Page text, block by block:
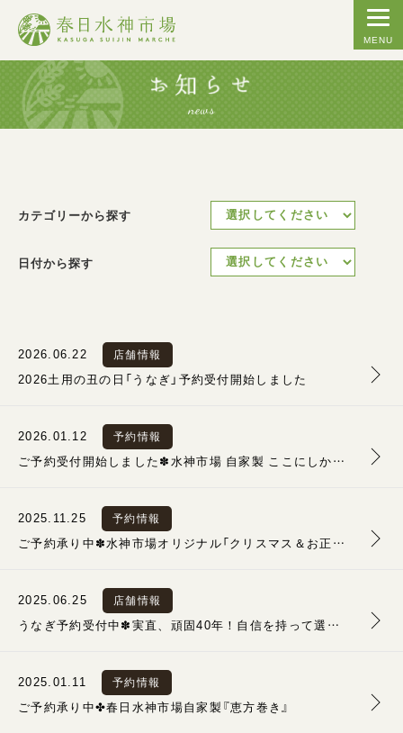
MENU
news
カテゴリーから探す
日付から探す
2026.06.22 店舗情報
2026土用の丑の日「うなぎ」予約受付開始しました
2026.01.12 予約情報
ご予約受付開始しました✽水神市場 自家製 ここにしかない『恵方巻き』
2025.11.25 予約情報
ご予約承り中✽水神市場オリジナル「クリスマス＆お正月商品」
2025.06.25 店舗情報
うなぎ予約受付中✽実直、頑固40年！自信を持って選び抜いた完全無投薬の「日本うなぎ」
2025.01.11 予約情報
ご予約承り中✤春日水神市場自家製『恵方巻き』